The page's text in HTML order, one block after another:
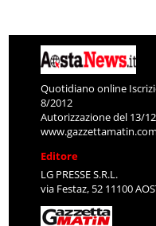
Quotidiano online
8/2012
Autorizzazione del 13/
www.gazzettamatin.com
Editore
LG PRESSE S.R.L.
via Festaz, 52 11100